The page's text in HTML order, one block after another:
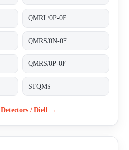
QMRL/0P-0F
QMRS/0N-0F
QMRS/0P-0F
STQMS
/ Diell →